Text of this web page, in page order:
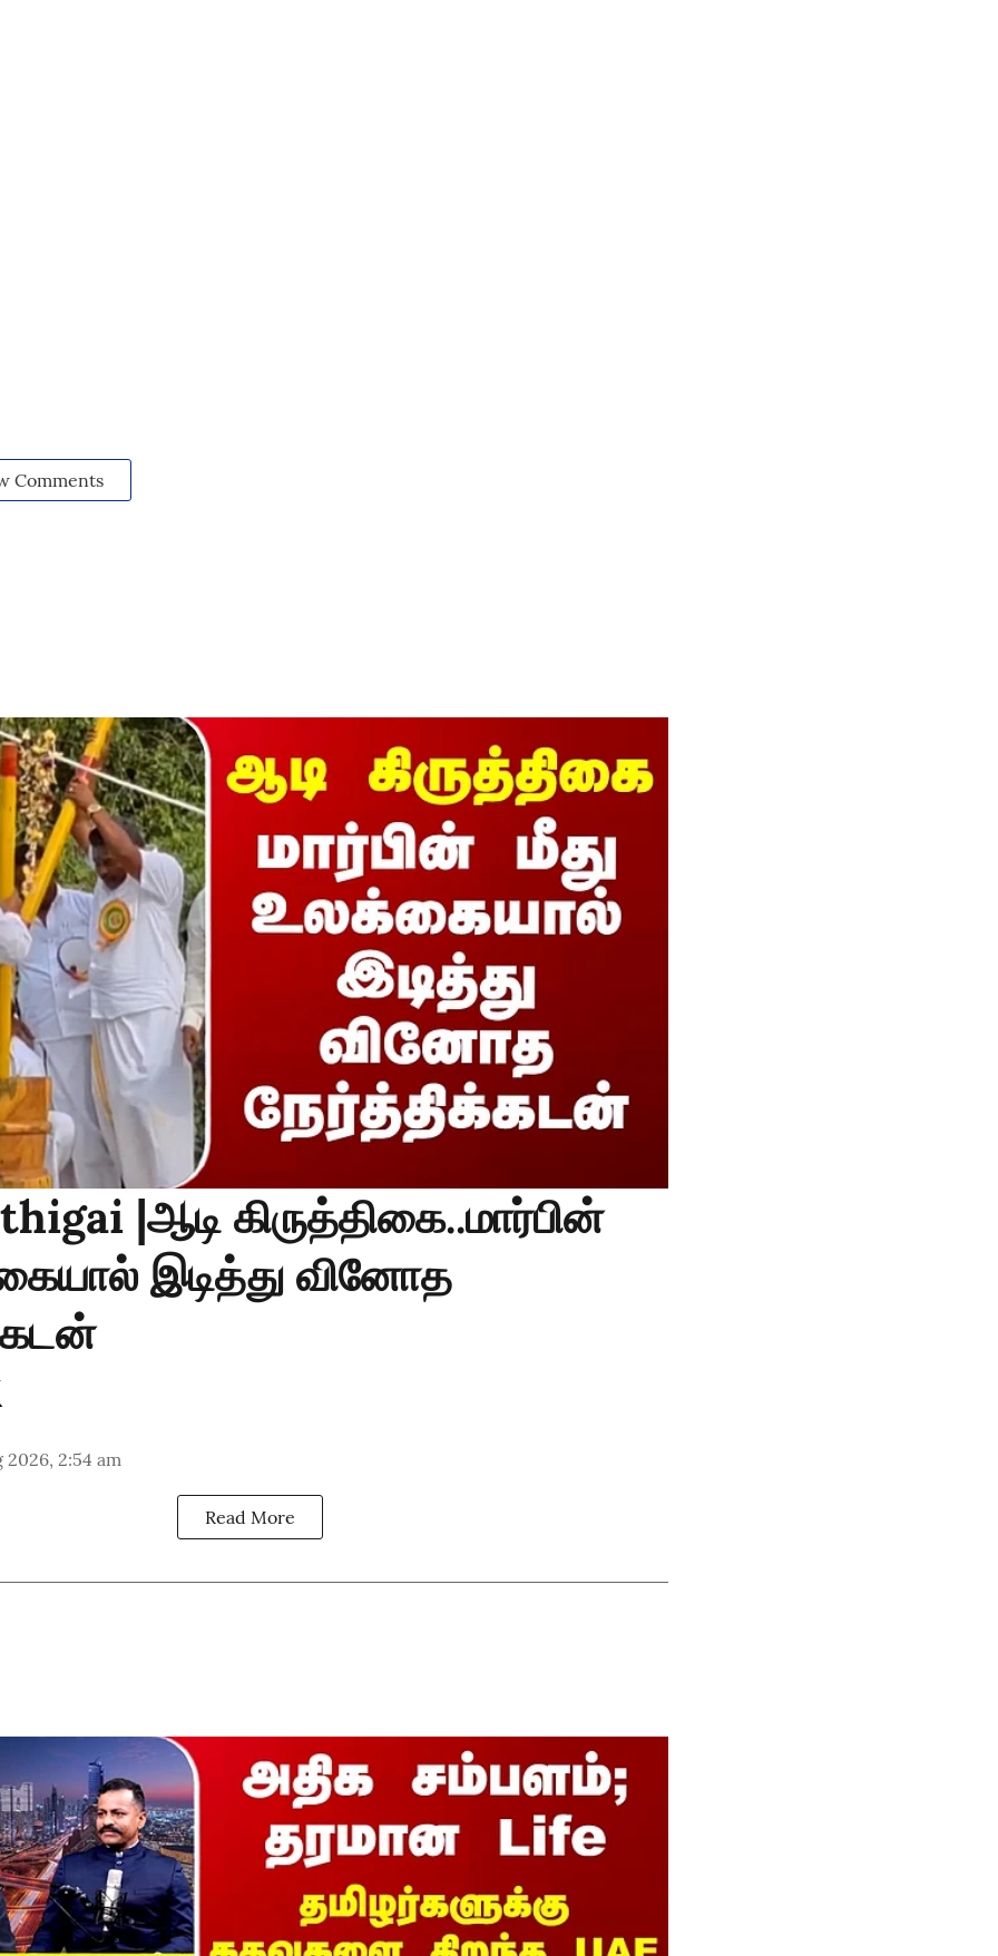
Comments
|ஆடி கிருத்திகை..மார்பின்
இடித்து வினோத
2026, 2:54 am
Read More